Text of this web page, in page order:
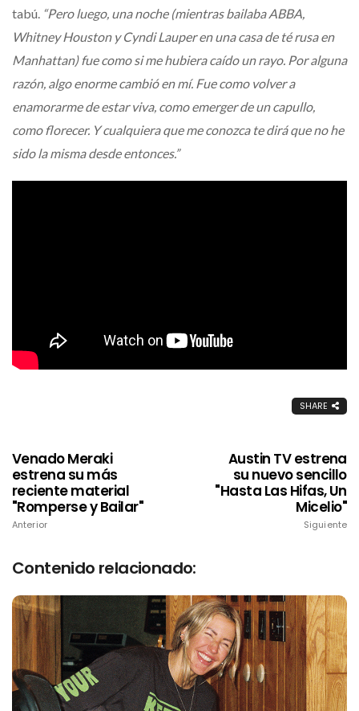
tabú. “Pero luego, una noche (mientras bailaba ABBA,
Whitney Houston y Cyndi Lauper en una casa de té rusa en
Manhattan) fue como si me hubiera caído un rayo. Por alguna
razón, algo enorme cambió en mí. Fue como volver a
enamorarme de estar viva, como emerger de un capullo,
como florecer. Y cualquiera que me conozca te dirá que no he
sido la misma desde entonces.”
SHARE
Venado Meraki
estrena su más
reciente material
"Romperse y Bailar"
Anterior
Austin TV estrena
su nuevo sencillo
"Hasta Las Hifas, Un
Micelio"
Siguiente
Contenido relacionado: